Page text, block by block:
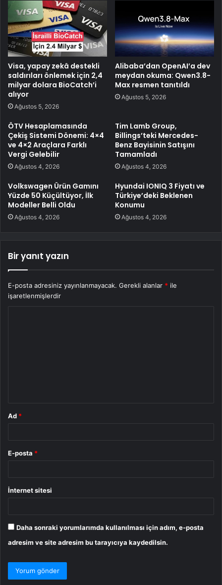
Visa, yapay zekâ destekli
saldırıları önlemek için 2,4
milyar dolara BioCatch’i
alıyor
Ağustos 5, 2026
Alibaba’dan OpenAI’a dev
meydan okuma: Qwen3.8-
Max resmen tanıtıldı
Ağustos 5, 2026
ÖTV Hesaplamasında
Çekiş Sistemi Dönemi: 4×4
ve 4×2 Araçlara Farklı
Vergi Gelebilir
Ağustos 4, 2026
Tim Lamb Group,
Billings’teki Mercedes-
Benz Bayisinin Satışını
Tamamladı
Ağustos 4, 2026
Volkswagen Ürün Gamını
Yüzde 50 Küçültüyor, İlk
Modeller Belli Oldu
Ağustos 4, 2026
Hyundai IONIQ 3 Fiyatı ve
Türkiye’deki Beklenen
Konumu
Ağustos 4, 2026
Bir yanıt yazın
E-posta adresiniz yayınlanmayacak. Gerekli alanlar * ile
işaretlenmişlerdir
Ad *
E-posta *
İnternet sitesi
Daha sonraki yorumlarımda kullanılması için adım, e-posta
adresim ve site adresim bu tarayıcıya kaydedilsin.